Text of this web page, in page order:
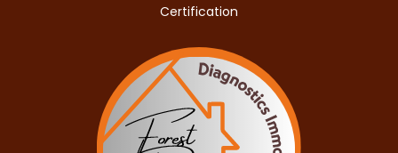
Certification